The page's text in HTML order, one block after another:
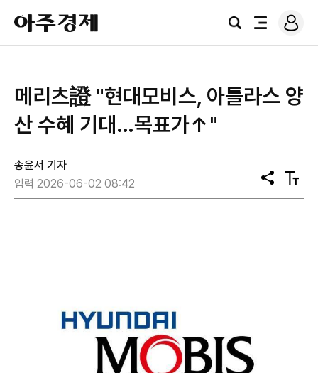
아
주
경
검
전
로
그
메리츠證 "현대모비스, 아틀라스 양
산 수혜 기대…목표가↑"
송윤서 기자
입력 2026-06-02 08:42
공
유
텍
스